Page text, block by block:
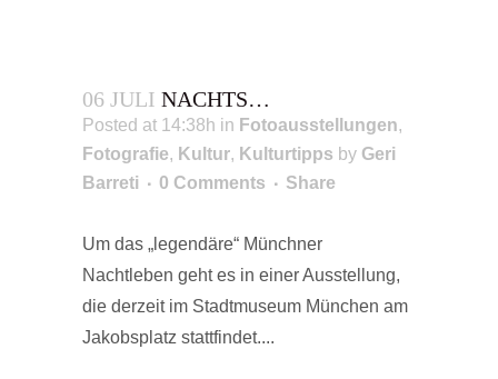
06 JULI NACHTS…
Posted at 14:38h in Fotoausstellungen,
Fotografie, Kultur, Kulturtipps by Geri
Barreti
0 Comments Share
Um das „legendäre“ Münchner
Nachtleben geht es in einer Ausstellung,
die derzeit im Stadtmuseum München am
Jakobsplatz stattfindet....